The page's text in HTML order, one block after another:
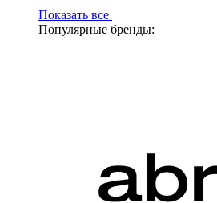
Показать все
Популярные бренды: